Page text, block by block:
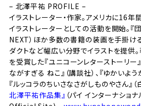
– 北澤平祐 PROFILE –
イラストレーター・作家。アメリカに16年
イラストレーターとしての活動を開始。『
NEXT）ほか多数の書籍の装画を手掛け
ダクトなど幅広い分野でイラストを提供
を受賞した『ユニコーンレターストーリー』
ながすぎる ねこ 』 （講談社）、 『ゆかいよう
『ルッコラのちいさなさがしものやさん 』
北澤平祐作品集』 （パイ インターナショ